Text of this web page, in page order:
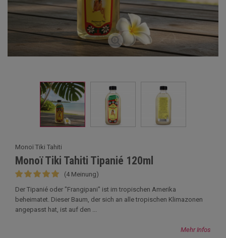
Monoï Tiki Tahiti
Monoï Tiki Tahiti Tipanié 120ml
(4 Meinung)
Der Tipanié oder "Frangipani" ist im tropischen Amerika
beheimatet. Dieser Baum, der sich an alle tropischen Klimazonen
angepasst hat, ist auf den ...
Mehr Infos